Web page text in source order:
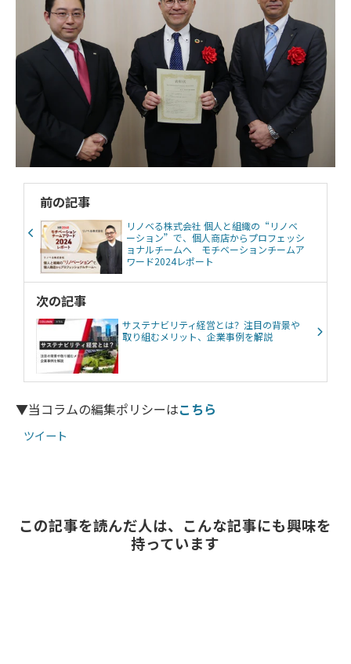
前の記事
リノベる株式会社 個人と組織の“リノベ
ーション”で、個人商店からプロフェッシ
ョナルチームへ モチベーションチームア
ワード2024レポート
次の記事
サステナビリティ経営とは？注目の背景や
取り組むメリット、企業事例を解説
▼当コラムの編集ポリシーはこちら
ツイート
この記事を読んだ人は、こんな記事にも興味を
持っています